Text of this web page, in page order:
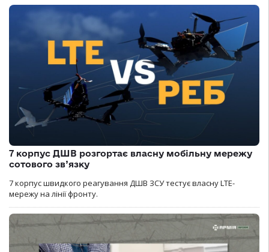
7 корпус ДШВ розгортає власну мобільну мережу
сотового зв’язку
7 корпус швидкого реагування ДШВ ЗСУ тестує власну LTE-
мережу на лінії фронту.